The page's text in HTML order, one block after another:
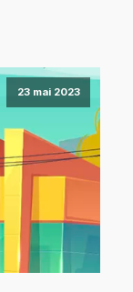
23 mai 2023